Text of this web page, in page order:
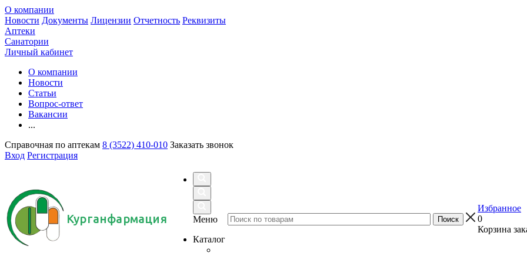
О компании
Новости Документы Лицензии Отчетность Реквизиты
Аптеки
Санатории
Личный кабинет
О компании
Новости
Статьи
Вопрос-ответ
Вакансии
...
Справочная по аптекам 8 (3522) 410-010 Заказать звонок
Вход Регистрация
Курганфармация
Меню
Каталог
Избранное
0
Корзина